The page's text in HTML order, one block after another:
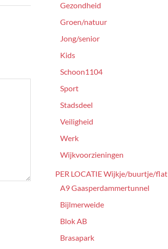
Gezondheid
Groen/natuur
Jong/senior
Kids
Schoon1104
Sport
Stadsdeel
Veiligheid
Werk
Wijkvoorzieningen
PER LOCATIE Wijkje/buurtje/flat
A9 Gaasperdammertunnel
Bijlmerweide
Blok AB
Brasapark